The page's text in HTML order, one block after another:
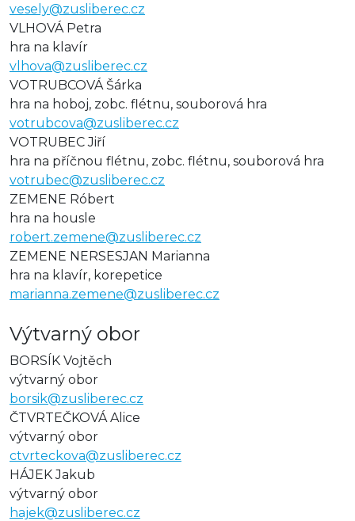
vesely@zusliberec.cz
VLHOVÁ Petra
hra na klavír
vlhova@zusliberec.cz
VOTRUBCOVÁ Šárka
hra na hoboj, zobc. flétnu, souborová hra
votrubcova@zusliberec.cz
VOTRUBEC Jiří
hra na příčnou flétnu, zobc. flétnu, souborová hra
votrubec@zusliberec.cz
ZEMENE Róbert
hra na housle
robert.zemene@zusliberec.cz
ZEMENE NERSESJAN Marianna
hra na klavír, korepetice
marianna.zemene@zusliberec.cz
Výtvarný obor
BORSÍK Vojtěch
výtvarný obor
borsik@zusliberec.cz
ČTVRTEČKOVÁ Alice
výtvarný obor
ctvrteckova@zusliberec.cz
HÁJEK Jakub
výtvarný obor
hajek@zusliberec.cz